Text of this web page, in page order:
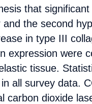
that
the second
in type III
expression were
tissue.
all survey data.
carbon dioxide